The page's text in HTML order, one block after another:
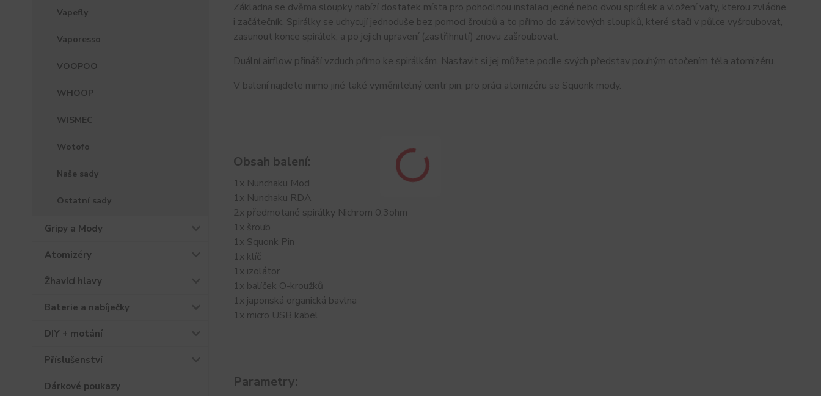
Vapefly
Vaporesso
VOOPOO
WHOOP
WISMEC
Wotofo
Naše sady
Ostatní sady
Gripy a Mody
Atomizéry
Žhavící hlavy
Baterie a nabíječky
DIY + motání
Příslušenství
Dárkové poukazy
Základna se dvěma sloupky nabízí dostatek místa pro pohodlnou instalaci jedné nebo dvou spirálek a vložení vaty, kterou zvládne
i začátečník. Spirálky se uchycují jednoduše bez pomocí šroubů a to přímo do závitových sloupků, které stačí v půlce vyšroubovat,
zasunout konce spirálek, a po jejich upravení (zastřihnutí) znovu zašroubovat.
Duální airflow přináší vzduch přímo ke spirálkám. Nastavit si jej můžete podle svých představ pouhým otočením těla atomizéru.
V balení najdete mimo jiné také vyměnitelný centr pin, pro práci atomizéru se Squonk mody.
Obsah balení:
1x Nunchaku Mod
1x Nunchaku RDA
2x předmotané spirálky Nichrom 0,3ohm
1x šroub
1x Squonk Pin
1x klíč
1x izolátor
1x balíček O-kroužků
1x japonská organická bavlna
1x micro USB kabel
Parametry: